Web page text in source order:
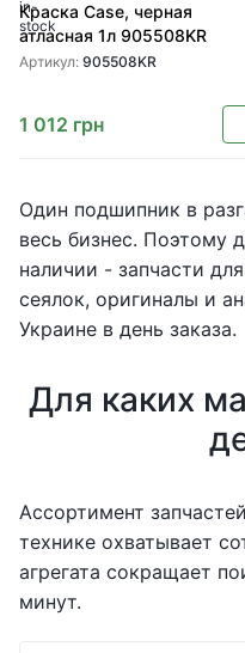
Краска Case, черная
атласная 1л 905508KR
Артикул: 905508KR
1 012 грн
Один подшипник в
весь бизнес. Поэтому
наличии - запчасти
сеялок, оригиналы и
Украине в день заказа.
Для каких
Ассортимент
технике охватывает
агрегата сокращает
минут.